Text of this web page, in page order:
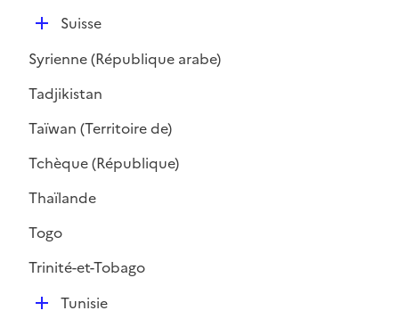
D
p
l
i
e
Suisse
Syrienne (République arabe)
Tadjikistan
Taïwan (Territoire de)
Tchèque (République)
Thaïlande
Togo
Trinité-et-Tobago
DTunisie